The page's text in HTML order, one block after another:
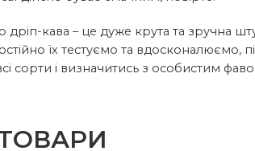
дріп-кава – це дуже крута та зручна
їх тестуємо та
сорти і визначитись з особистим